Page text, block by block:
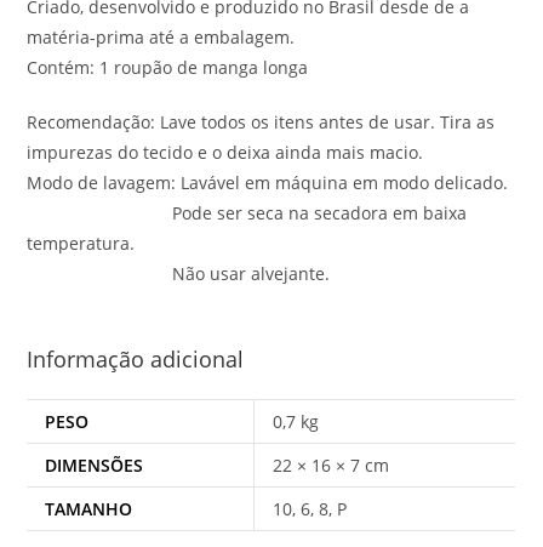
Criado, desenvolvido e produzido no Brasil desde de a
matéria-prima até a embalagem.
Contém: 1 roupão de manga longa
Recomendação: Lave todos os itens antes de usar. Tira as
impurezas do tecido e o deixa ainda mais macio.
Modo de lavagem: Lavável em máquina em modo delicado.
Pode ser seca na secadora em baixa
temperatura.
Não usar alvejante.
Informação adicional
PESO
0,7 kg
DIMENSÕES
22 × 16 × 7 cm
TAMANHO
10, 6, 8, P